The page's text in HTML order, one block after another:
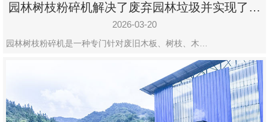
园林树枝粉碎机解决了废弃园林垃圾并实现了再
利用
2026-03-20
园林树枝粉碎机是一种专门针对废旧木板、树枝、木…